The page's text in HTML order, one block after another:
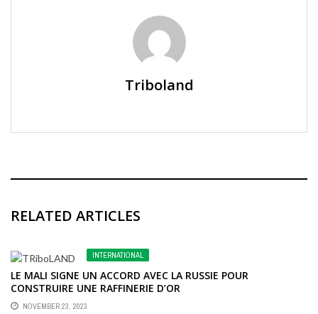
Triboland
RELATED ARTICLES
INTERNATIONAL
LE MALI SIGNE UN ACCORD AVEC LA RUSSIE POUR
CONSTRUIRE UNE RAFFINERIE D’OR
NOVEMBER 23, 2023